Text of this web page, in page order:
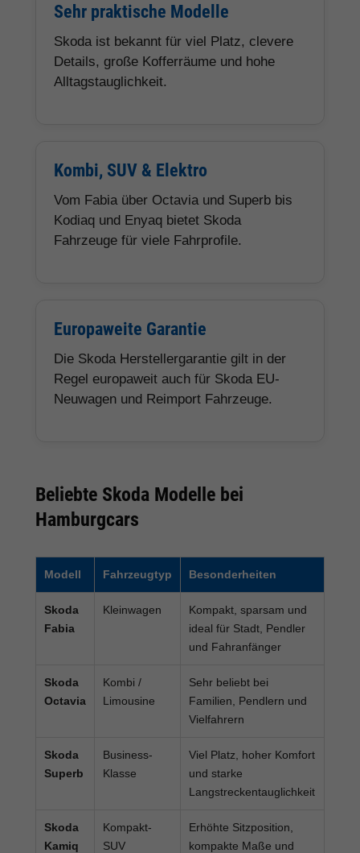
Sehr praktische Modelle
Skoda ist bekannt für viel Platz, clevere
Details, große Kofferräume und hohe
Alltagstauglichkeit.
Kombi, SUV & Elektro
Vom Fabia über Octavia und Superb bis
Kodiaq und Enyaq bietet Skoda
Fahrzeuge für viele Fahrprofile.
Europaweite Garantie
Die Skoda Herstellergarantie gilt in der
Regel europaweit auch für Skoda EU-
Neuwagen und Reimport Fahrzeuge.
Beliebte Skoda Modelle bei
Hamburgcars
Modell Fahrzeugtyp Besonderheiten
Skoda
Fabia
Kleinwagen
Kompakt, sparsam und
ideal für Stadt, Pendler
und Fahranfänger
Skoda
Octavia
Kombi /
Limousine
Sehr beliebt bei
Familien, Pendlern und
Vielfahrern
Skoda
Superb
Business-
Klasse
Viel Platz, hoher Komfort
und starke
Langstreckentauglichkeit
Skoda
Kamiq
Kompakt-
SUV
Erhöhte Sitzposition,
kompakte Maße und